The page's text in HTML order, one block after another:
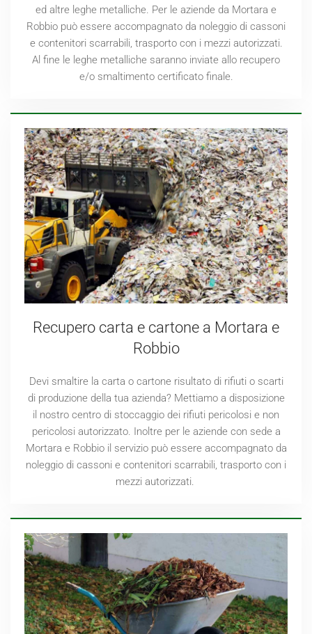
ed altre leghe metalliche. Per le aziende da Mortara e
Robbio può essere accompagnato da noleggio di cassoni
e contenitori scarrabili, trasporto con i mezzi autorizzati.
Al fine le leghe metalliche saranno inviate allo recupero
e/o smaltimento certificato finale.
Recupero carta e cartone a Mortara e
Robbio
Devi smaltire la carta o cartone risultato di rifiuti o scarti
di produzione della tua azienda? Mettiamo a disposizione
il nostro centro di stoccaggio dei rifiuti pericolosi e non
pericolosi autorizzato. Inoltre per le aziende con sede a
Mortara e Robbio il servizio può essere accompagnato da
noleggio di cassoni e contenitori scarrabili, trasporto con i
mezzi autorizzati.